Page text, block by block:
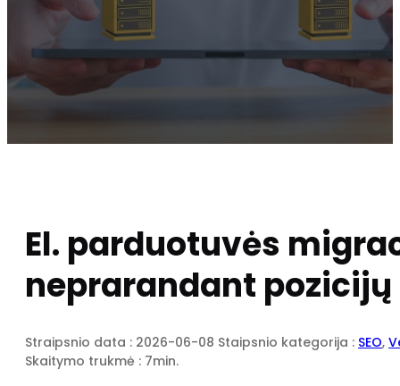
El. parduotuvės
neprarandant
Straipsnio data : 2026-06-08 Staipsnio kategorija : SEO,
Skaitymo trukmė : 7min.